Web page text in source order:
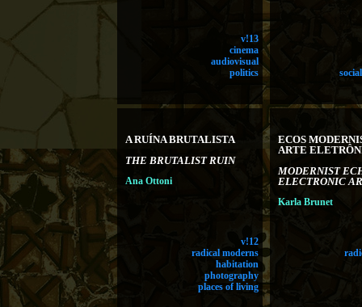
v!13
cinema
audiovisual
politics
A RUÍNA BRUTALISTA
THE BRUTALIST RUIN
Ana Ottoni
v!12
radical moderns
habitation
photography
places of living
ECOS
ARTE
MODERNIST
ELECTRONIC
Karla Brunet